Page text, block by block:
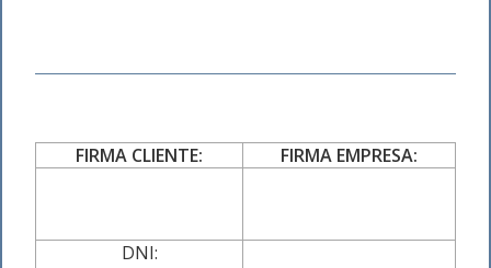
FIRMA CLIENTE: FIRMA EMPRESA:
DNI: